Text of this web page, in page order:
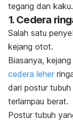
tegang dan kaku.
1. Cedera
Salah satu
kejang otot.
Biasanya,
cedera leher
dari postur
terlampau berat.
Postur tubuh